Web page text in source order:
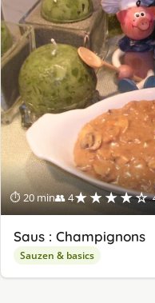
⏱ 20 min👥 4★★★★☆
Saus : Champignons
Sauzen & basics